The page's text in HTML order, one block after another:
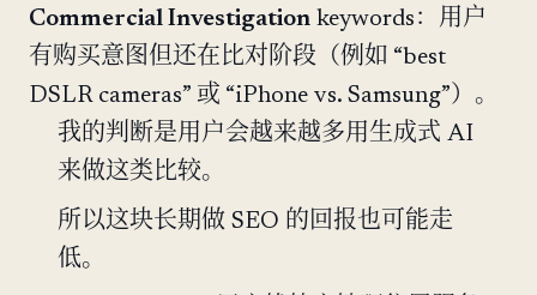
Commercial Investigation keywords：用户
有购买意图但还在比对阶段（例如 “best
DSLR cameras” 或 “iPhone vs. Samsung”）。
我的判断是用户会越来越多用生成式 AI
来做这类比较。
所以这块长期做 SEO 的回报也可能走
低。